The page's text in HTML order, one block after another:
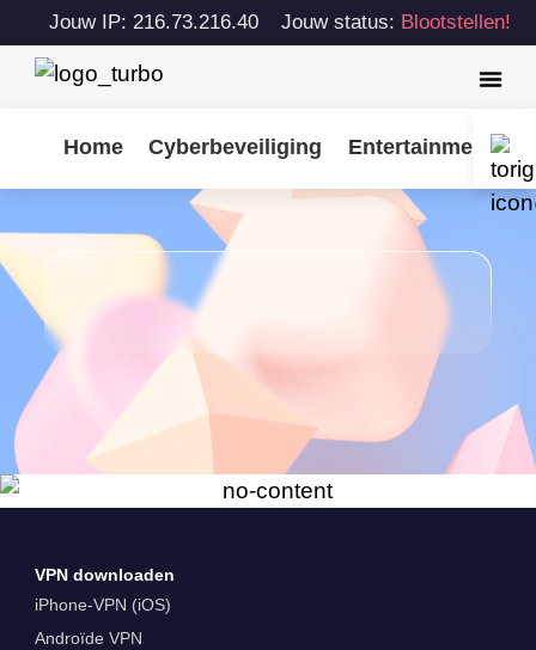
Jouw IP: 216.73.216.40 Jouw status: Blootstellen!
Home Cyberbeveiliging Entertainment
VPN downloaden
iPhone-VPN (iOS)
Androïde VPN